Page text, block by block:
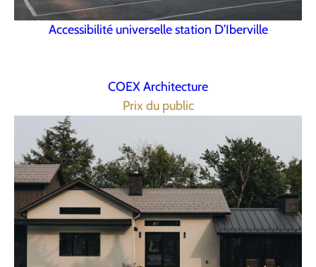
Accessibilité universelle station D’Iberville
COEX Architecture
Prix du public